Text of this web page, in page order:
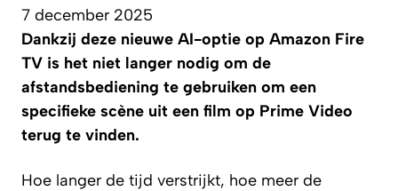
7 december 2025
Dankzij deze nieuwe AI-optie op Amazon Fire
TV is het niet langer nodig om de
afstandsbediening te gebruiken om een
specifieke scène uit een film op Prime Video
terug te vinden.
Hoe langer de tijd verstrijkt, hoe meer de